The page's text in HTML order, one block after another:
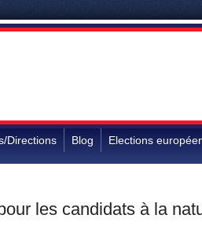
Directions Blog Elections
les candidats à la